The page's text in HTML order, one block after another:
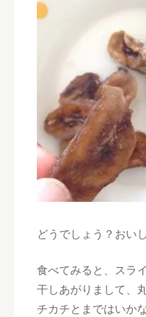
どうでしょう？おい
食べてみると、スラ
干しあがりまして、
チカチとまではいか